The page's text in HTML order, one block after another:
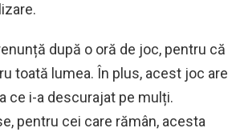
după o oră de joc, pentru că
toată lumea. În plus, acest joc are
ce i-a descurajat pe mulți.
pentru cei care rămân, acesta